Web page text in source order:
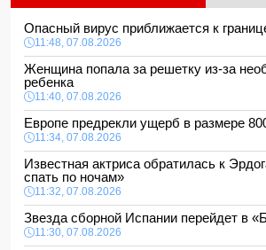
Опасный вирус приближается к
11:48, 07.08.2026
Женщина попала за решетку из-за
ребенка
11:40, 07.08.2026
Европе предрекли ущерб в размере
11:34, 07.08.2026
Известная актриса обратилась к
спать по ночам»
11:32, 07.08.2026
Звезда сборной Испании перейдет в
11:30, 07.08.2026